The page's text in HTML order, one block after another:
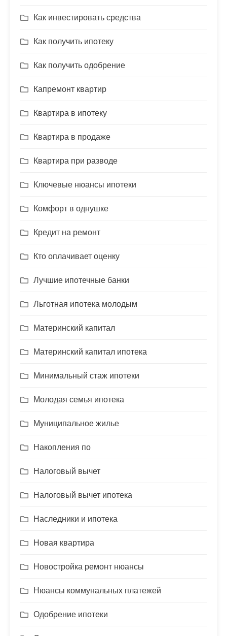
Как инвестировать средства
Как получить ипотеку
Как получить одобрение
Капремонт квартир
Квартира в ипотеку
Квартира в продаже
Квартира при разводе
Ключевые нюансы ипотеки
Комфорт в однушке
Кредит на ремонт
Кто оплачивает оценку
Лучшие ипотечные банки
Льготная ипотека молодым
Материнский капитал
Материнский капитал ипотека
Минимальный стаж ипотеки
Молодая семья ипотека
Муниципальное жилье
Накопления по
Налоговый вычет
Налоговый вычет ипотека
Наследники и ипотека
Новая квартира
Новостройка ремонт нюансы
Нюансы коммунальных платежей
Одобрение ипотеки